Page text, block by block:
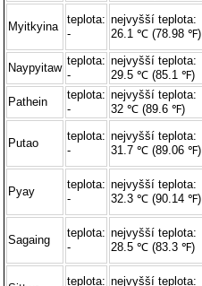
Myitkyina
teplota:
-
nejvyšší teplota:
26.1 ℃ (78.98 ℉)
Naypyitaw
teplota:
-
nejvyšší teplota:
29.5 ℃ (85.1 ℉)
Pathein
teplota:
-
nejvyšší teplota:
32 ℃ (89.6 ℉)
Putao
teplota:
-
nejvyšší teplota:
31.7 ℃ (89.06 ℉)
Pyay
teplota:
-
nejvyšší teplota:
32.3 ℃ (90.14 ℉)
Sagaing
teplota:
-
nejvyšší teplota:
28.5 ℃ (83.3 ℉)
teplota: nejvyšší teplota: